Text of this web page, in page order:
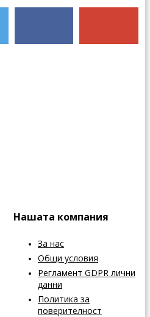
Нашата компания
За нас
Общи условия
Регламент GDPR лични
данни
Политика за
поверителност